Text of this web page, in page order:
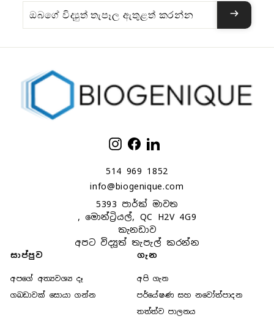
විද්‍යුත්
ඇතුළත්
ඉන්ස්ටග්රෑම්
ෆේස්බුක්ලින්ක්ඩ්ඉන්
514 969 1852
info@biogenique.com
5393 පාර්ක් මාවත
, මොන්ට්‍රියල්, QC H2V 4G9
කැනඩාව
අපට විද්‍යුත් තැපැල් කරන්න
සාප්පුව
අපගේ අත්‍යවශ්‍ය දෑ
ගබඩාවක් සොයා ගන්න
ගැන
අපි ගැන
පර්යේෂණ සහ නවෝත්පාදන
තත්ත්ව පාලනය